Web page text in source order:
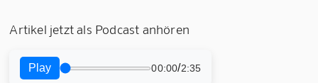
Artikel jetzt als Podcast anhören
Play 00:00/2:35